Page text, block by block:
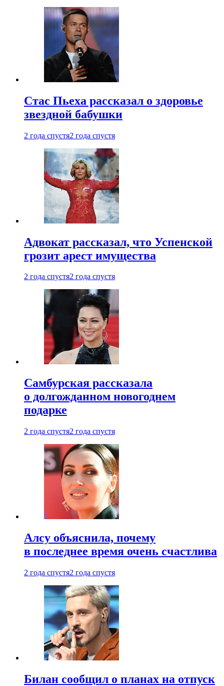
Стас Пьеха рассказал о здоровье
звездной бабушки
2 года спустя2 года спустя
Адвокат рассказал, что Успенской
грозит арест имущества
2 года спустя2 года спустя
Самбурская рассказала
о долгожданном новогоднем
подарке
2 года спустя2 года спустя
Алсу объяснила, почему
в последнее время очень счастлива
2 года спустя2 года спустя
Билан сообщил о планах на отпуск